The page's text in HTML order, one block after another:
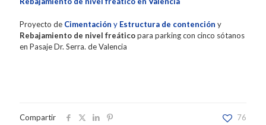
Proyecto de Cimentación y Estructura de contención y
Rebajamiento de nivel freáticopara parking con cinco sótanos
en Pasaje Dr. Serra. de Valencia
Compartir 76